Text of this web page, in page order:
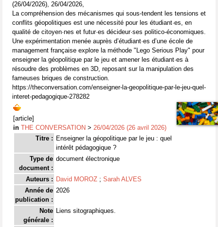
(26/04/2026), 26/04/2026,
La compréhension des mécanismes qui sous-tendent les tensions et
conflits géopolitiques est une nécessité pour les étudiant·es, en
qualité de citoyen·nes et futur·es décideur·ses politico-économiques.
Une expérimentation menée auprès d’étudiant·es d’une école de
management française explore la méthode "Lego Serious Play" pour
enseigner la géopolitique par le jeu et amener les étudiant·es à
résoudre des problèmes en 3D, reposant sur la manipulation des
fameuses briques de construction.
https://theconversation.com/enseigner-la-geopolitique-par-le-jeu-quel-
interet-pedagogique-278282
[article]
in THE CONVERSATION > 26/04/2026 (26 avril 2026)
Titre : Enseigner la géopolitique par le jeu : quel
intérêt pédagogique ?
Type de
document :
document électronique
Auteurs : David MOROZ ; Sarah ALVES
Année de
publication :
2026
Note
générale :
Liens sitographiques.